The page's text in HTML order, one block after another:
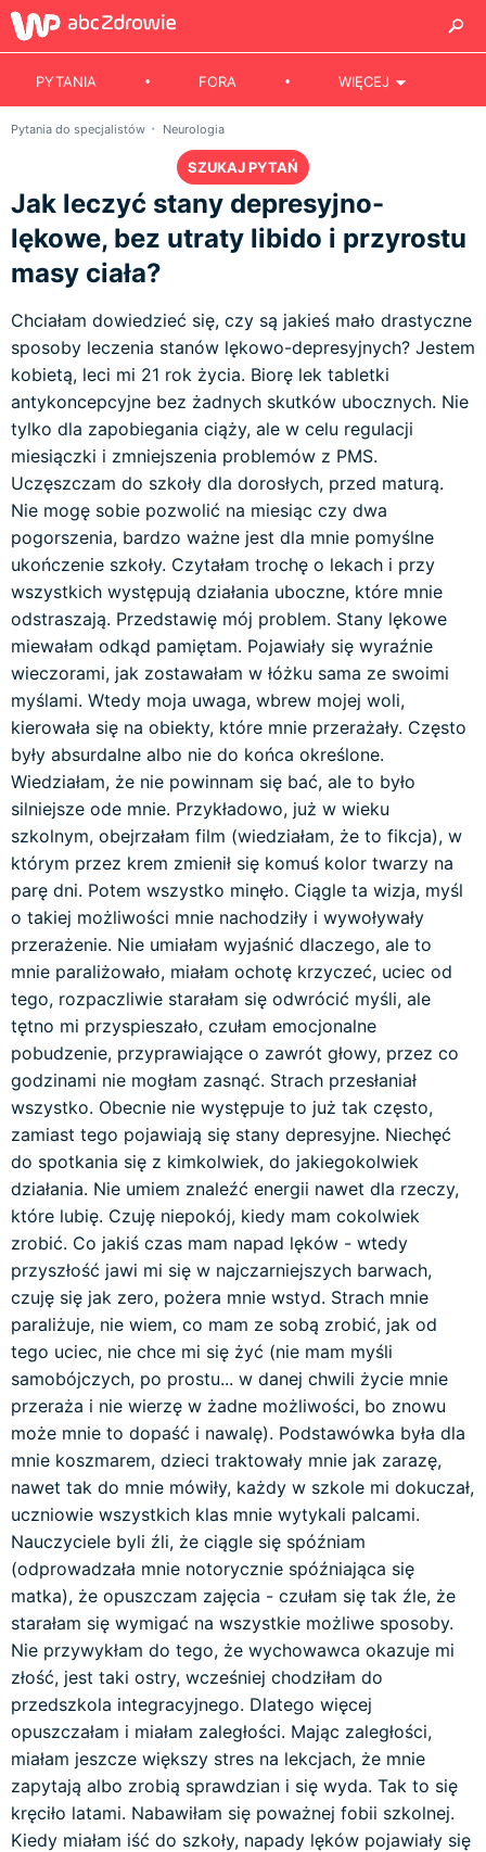
PYTANIA FORA WIĘCEJ
Pytania do specjalistów Neurologia
SZUKAJ PYTAŃ
Jak leczyć stany depresyjno-
lękowe, bez utraty libido i przyrostu
masy ciała?
Chciałam dowiedzieć się, czy są jakieś mało drastyczne
sposoby leczenia stanów lękowo-depresyjnych? Jestem
kobietą, leci mi 21 rok życia. Biorę lek tabletki
antykoncepcyjne bez żadnych skutków ubocznych. Nie
tylko dla zapobiegania ciąży, ale w celu regulacji
miesiączki i zmniejszenia problemów z PMS.
Uczęszczam do szkoły dla dorosłych, przed maturą.
Nie mogę sobie pozwolić na miesiąc czy dwa
pogorszenia, bardzo ważne jest dla mnie pomyślne
ukończenie szkoły. Czytałam trochę o lekach i przy
wszystkich występują działania uboczne, które mnie
odstraszają. Przedstawię mój problem. Stany lękowe
miewałam odkąd pamiętam. Pojawiały się wyraźnie
wieczorami, jak zostawałam w łóżku sama ze swoimi
myślami. Wtedy moja uwaga, wbrew mojej woli,
kierowała się na obiekty, które mnie przerażały. Często
były absurdalne albo nie do końca określone.
Wiedziałam, że nie powinnam się bać, ale to było
silniejsze ode mnie. Przykładowo, już w wieku
szkolnym, obejrzałam film (wiedziałam, że to fikcja), w
którym przez krem zmienił się komuś kolor twarzy na
parę dni. Potem wszystko minęło. Ciągle ta wizja, myśl
o takiej możliwości mnie nachodziły i wywoływały
przerażenie. Nie umiałam wyjaśnić dlaczego, ale to
mnie paraliżowało, miałam ochotę krzyczeć, uciec od
tego, rozpaczliwie starałam się odwrócić myśli, ale
tętno mi przyspieszało, czułam emocjonalne
pobudzenie, przyprawiające o zawrót głowy, przez co
godzinami nie mogłam zasnąć. Strach przesłaniał
wszystko. Obecnie nie występuje to już tak często,
zamiast tego pojawiają się stany depresyjne. Niechęć
do spotkania się z kimkolwiek, do jakiegokolwiek
działania. Nie umiem znaleźć energii nawet dla rzeczy,
które lubię. Czuję niepokój, kiedy mam cokolwiek
zrobić. Co jakiś czas mam napad lęków - wtedy
przyszłość jawi mi się w najczarniejszych barwach,
czuję się jak zero, pożera mnie wstyd. Strach mnie
paraliżuje, nie wiem, co mam ze sobą zrobić, jak od
tego uciec, nie chce mi się żyć (nie mam myśli
samobójczych, po prostu... w danej chwili życie mnie
przeraża i nie wierzę w żadne możliwości, bo znowu
może mnie to dopaść i nawalę). Podstawówka była dla
mnie koszmarem, dzieci traktowały mnie jak zarazę,
nawet tak do mnie mówiły, każdy w szkole mi dokuczał,
uczniowie wszystkich klas mnie wytykali palcami.
Nauczyciele byli źli, że ciągle się spóźniam
(odprowadzała mnie notorycznie spóźniająca się
matka), że opuszczam zajęcia - czułam się tak źle, że
starałam się wymigać na wszystkie możliwe sposoby.
Nie przywykłam do tego, że wychowawca okazuje mi
złość, jest taki ostry, wcześniej chodziłam do
przedszkola integracyjnego. Dlatego więcej
opuszczałam i miałam zaległości. Mając zaległości,
miałam jeszcze większy stres na lekcjach, że mnie
zapytają albo zrobią sprawdzian i się wyda. Tak to się
kręciło latami. Nabawiłam się poważnej fobii szkolnej.
Kiedy miałam iść do szkoły, napady lęków pojawiały się